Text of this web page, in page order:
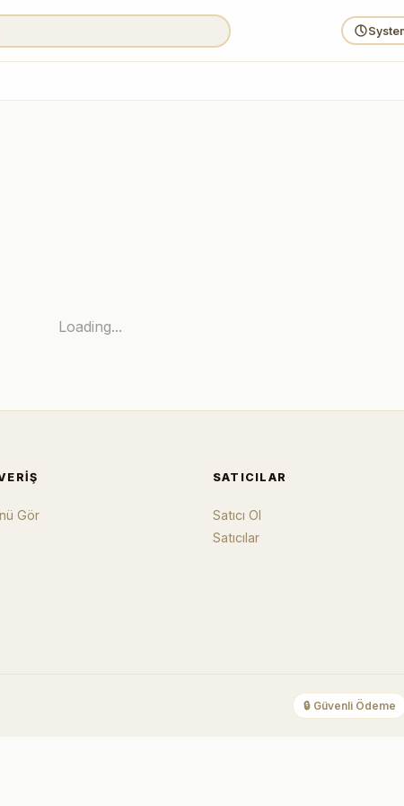
Loading...
Gör
SATICILAR
Satıcı Ol
Satıcılar
🔒 Güvenli Ödeme